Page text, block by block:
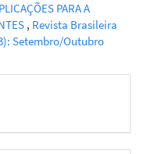
PARA A
, Revista Brasileira
Setembro/Outubro